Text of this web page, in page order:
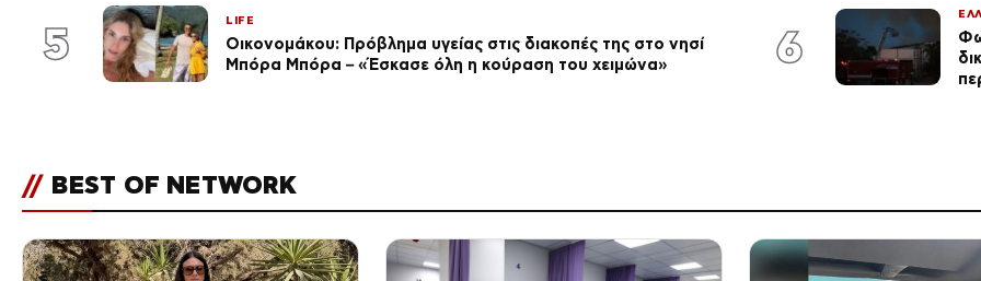
5 LIFE
Οικονομάκου: Πρόβλημα υγείας στις διακοπές της στο νησί
Μπόρα Μπόρα – «Έσκασε όλη η κούραση του χειμώνα»
6
// BEST OF NETWORK